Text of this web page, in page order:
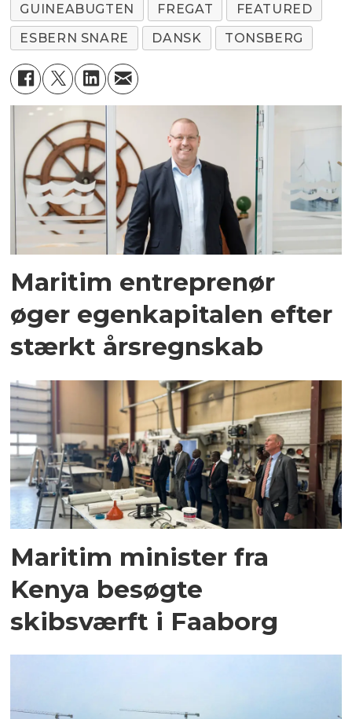
GUINEABUGTEN
FREGAT
FEATURED
ESBERN SNARE
DANSK TONSBERG
Maritim entreprenør
øger egenkapitalen efter
stærkt årsregnskab
Maritim minister fra
Kenya besøgte
skibsværft i Faaborg